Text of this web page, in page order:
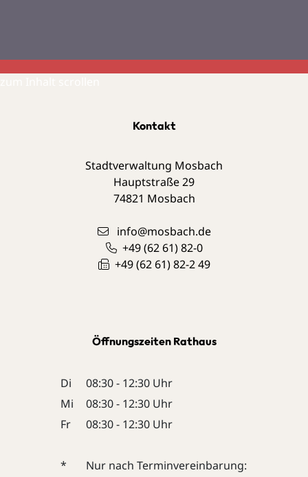
Kontakt
Stadtverwaltung Mosbach
Hauptstraße 29
74821 Mosbach
info@mosbach.de
+49 (62 61) 82-0
+49 (62 61) 82-2 49
Öffnungszeiten Rathaus
Di
08:30 - 12:30 Uhr
Mi
08:30 - 12:30 Uhr
Fr
08:30 - 12:30 Uhr
*
Nur nach Terminvereinbarung: